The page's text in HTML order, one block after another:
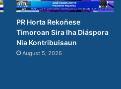
PR Horta Rekoñese
Timoroan Sira Iha Diáspora
Nia Kontribuisaun
August 5, 2026